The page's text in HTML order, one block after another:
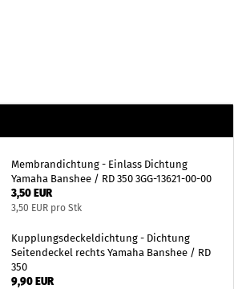
Membrandichtung - Einlass Dichtung
Yamaha Banshee / RD 350 3GG-13621-00-00
3,50 EUR
3,50 EUR pro Stk
Kupplungsdeckeldichtung - Dichtung
Seitendeckel rechts Yamaha Banshee / RD
350
9,90 EUR